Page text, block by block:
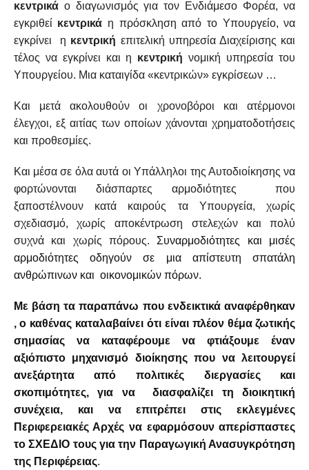
κεντρικάο διαγωνισμός για τον Ενδιάμεσο Φορέα, να
εγκριθεί κεντρικά η πρόσκληση από το Υπουργείο, να
εγκρίνει η κεντρική επιτελική υπηρεσία Διαχείρισης και
τέλος να εγκρίνει και η κεντρική νομική υπηρεσία του
Υπουργείου. Μια καταιγίδα «κεντρικών» εγκρίσεων …
Και μετά ακολουθούν οι χρονοβόροι και ατέρμονοι
έλεγχοι, εξ αιτίας των οποίων χάνονται χρηματοδοτήσεις
και προθεσμίες.
Και μέσα σε όλα αυτά οι Υπάλληλοι της Αυτοδιοίκησης να
φορτώνονται διάσπαρτες αρμοδιότητες που
ξαποστέλνουν κατά καιρούς τα Υπουργεία, χωρίς
σχεδιασμό, χωρίς αποκέντρωση στελεχών και πολύ
συχνά και χωρίς πόρους. Συναρμοδιότητες και μισές
αρμοδιότητες οδηγούν σε μια απίστευτη σπατάλη
ανθρώπινων και οικονομικών πόρων.
Με βάση τα παραπάνω που ενδεικτικά αναφέρθηκαν
, ο καθένας καταλαβαίνει ότι είναι πλέον θέμα ζωτικής
σημασίας να καταφέρουμε να φτιάξουμε έναν
αξιόπιστο μηχανισμό διοίκησης που να λειτουργεί
ανεξάρτητα από πολιτικές διεργασίες και
σκοπιμότητες, για να διασφαλίζει τη διοικητική
συνέχεια, και να επιτρέπει στις εκλεγμένες
Περιφερειακές Αρχές να εφαρμόσουν απερίσπαστες
το ΣΧΕΔΙΟ τους για την Παραγωγική Ανασυγκρότηση
της Περιφέρειας.